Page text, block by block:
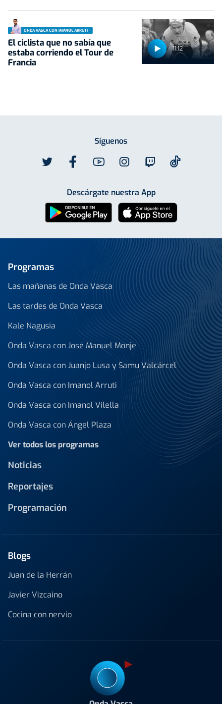
11:12
ONDA VASCA CON IMANOL ARRUTI
El ciclista que no sabía que
estaba corriendo el Tour de
Francia
Síguenos
Descárgate nuestra App
Programas
Las mañanas de Onda Vasca
Las tardes de Onda Vasca
Kale Nagusia
Onda Vasca con José Manuel Monje
Onda Vasca con Juanjo Lusa y Samu Valcárcel
Onda Vasca con Imanol Arruti
Onda Vasca con Imanol Vilella
Onda Vasca con Ángel Plaza
Ver todos los programas
Noticias
Reportajes
Programación
Blogs
Juan de la Herrán
Javier Vizcaino
Cocina con nervio